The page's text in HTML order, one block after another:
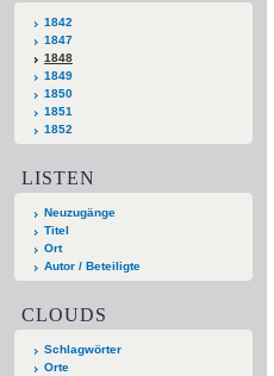
1842
1847
1848
1849
1850
1851
1852
LISTEN
Neuzugänge
Titel
Ort
Autor / Beteiligte
CLOUDS
Schlagwörter
Orte